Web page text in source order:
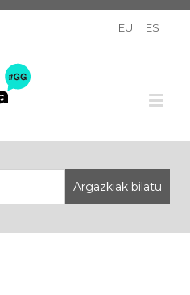
EU ES